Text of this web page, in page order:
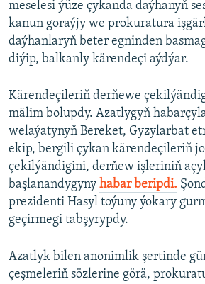
meselesi ýüze çykanda daýhanyň
kanun goraýjy we prokuratura
daýhanlaryň beter egninden
diýip, balkanly kärendeçi aýdýar.
Kärendeçileriň derňewe
mälim bolupdy. Azatlygyň
welaýatynyň Bereket, Gyzylarbat
ekip, bergili çykan kärendeçileriň
çekilýändigini, derňew işleriniň
başlanandygyny habar beripdi.
prezidenti Hasyl toýuny ýokary
geçirmegi tabşyrypdy.
Azatlyk bilen anonimlik şertinde
çeşmeleriň sözlerine görä,